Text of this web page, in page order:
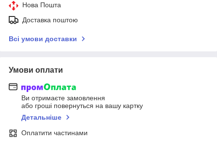
Нова Пошта
Доставка поштою
Всі умови доставки
Умови оплати
Ви отримаєте замовлення
або гроші повернуться на вашу картку
Детальніше
Оплатити частинами